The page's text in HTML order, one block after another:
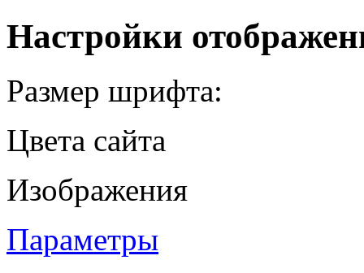
Настройки
Размер шрифта:
Цвета сайта
Изображения
Параметры